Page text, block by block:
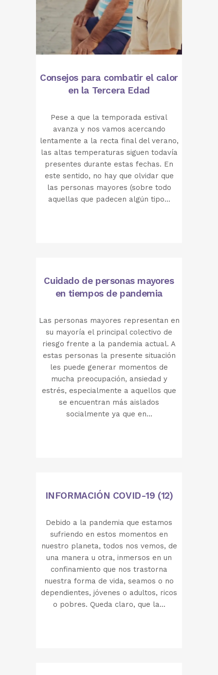
Consejos para combatir el calor
en la Tercera Edad
Pese a que la temporada estival
avanza y nos vamos acercando
lentamente a la recta final del verano,
las altas temperaturas siguen todavía
presentes durante estas fechas. En
este sentido, no hay que olvidar que
las personas mayores (sobre todo
aquellas que padecen algún tipo...
Cuidado de personas mayores
en tiempos de pandemia
Las personas mayores representan en
su mayoría el principal colectivo de
riesgo frente a la pandemia actual. A
estas personas la presente situación
les puede generar momentos de
mucha preocupación, ansiedad y
estrés, especialmente a aquellos que
se encuentran más aislados
socialmente ya que en...
INFORMACIÓN COVID-19 (12)
Debido a la pandemia que estamos
sufriendo en estos momentos en
nuestro planeta, todos nos vemos, de
una manera u otra, inmersos en un
confinamiento que nos trastorna
nuestra forma de vida, seamos o no
dependientes, jóvenes o adultos, ricos
o pobres. Queda claro, que la...